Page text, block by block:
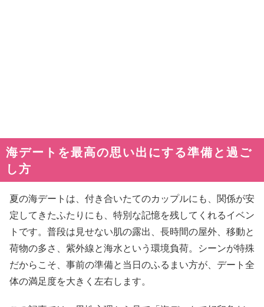
海デートを最高の思い出にする準備と過ご
し方
夏の海デートは、付き合いたてのカップルにも、関係が安
定してきたふたりにも、特別な記憶を残してくれるイベン
トです。普段は見せない肌の露出、長時間の屋外、移動と
荷物の多さ、紫外線と海水という環境負荷。シーンが特殊
だからこそ、事前の準備と当日のふるまい方が、デート全
体の満足度を大きく左右します。